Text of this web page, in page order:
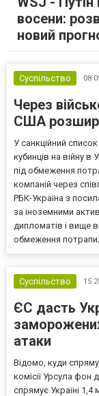
восени:
новий
Суспільство
Через
США
У санкційний
кубинців на війну в
під обмеження
компаній через
РБК-Україна з
за іноземними
дипломатів і вище
обмеження
Суспільство
ЄС дасть
атаки
Відомо, куди
комісії Урсула
спрямує Україні